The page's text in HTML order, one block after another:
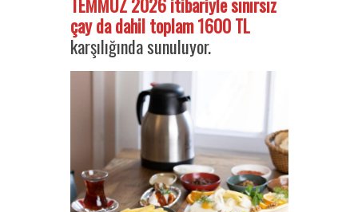
çay da dahil toplam 1600 TL
karşılığında sunuluyor.